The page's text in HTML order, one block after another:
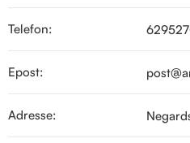
Telefon:
Epost:
Adresse: